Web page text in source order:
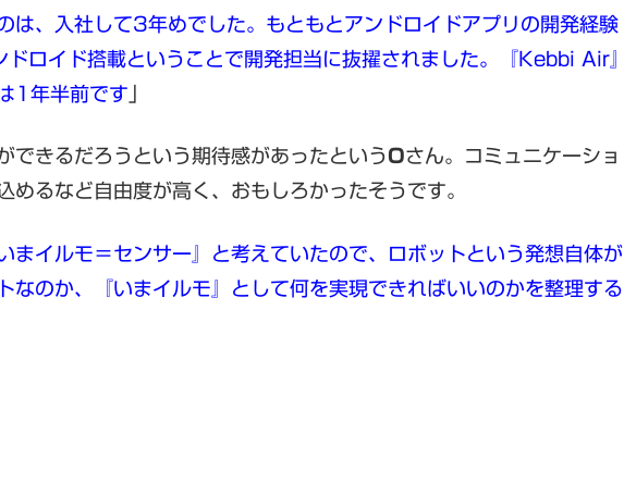
は、入社して3年めでした。もともとアンドロイドアプリの開発経験
ロイド搭載ということで開発担当に抜擢されました。『Kebbi Air』
1年半前です
できるだろうという期待感があったというOさん。コミュニケーショ
めるなど自由度が高く、おもしろかったそうです。
まイルモ＝センサー』と考えていたので、ロボットという発想自体が
なのか、『いまイルモ』として何を実現できればいいのかを整理する